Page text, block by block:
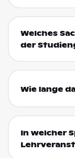
Welches
der
Wie lange
In welcher